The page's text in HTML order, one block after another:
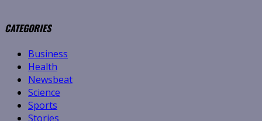
CATEGORIES
Business
Health
Newsbeat
Science
Sports
Stories